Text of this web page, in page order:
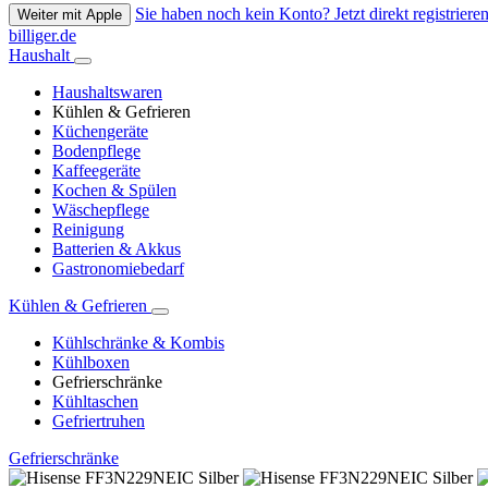
Weiter mit Apple
Sie haben noch kein Konto? Jetzt direkt
billiger.de
Haushalt
Haushaltswaren
Kühlen & Gefrieren
Küchengeräte
Bodenpflege
Kaffeegeräte
Kochen & Spülen
Wäschepflege
Reinigung
Batterien & Akkus
Gastronomiebedarf
Kühlen & Gefrieren
Kühlschränke & Kombis
Kühlboxen
Gefrierschränke
Kühltaschen
Gefriertruhen
Gefrierschränke